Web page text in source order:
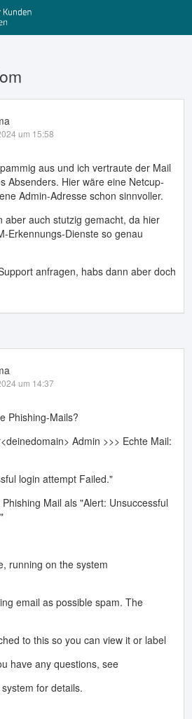
um 15:58
aus und ich vertraute der Mail
Absenders. Hier wäre eine Netcup-
Admin-Adresse schon sinnvoller.
aber auch stutzig gemacht, da hier
Erkennungs-Dienste so genau
anfragen, habs dann aber doch
um 14:37
Phishing-Mails?
Admin >>> Echte Mail:
login attempt Failed."
Mail als "Alert: Unsuccessful
running on the system
email as possible spam. The
to this so you can view it or label
have any questions, see
for details.